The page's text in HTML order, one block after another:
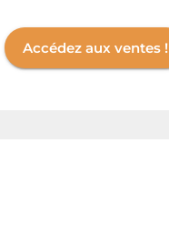
Accédez aux ventes !